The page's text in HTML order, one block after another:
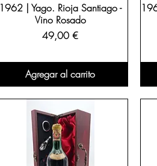
1962 | Yago. Rioja Santiago -
Vino Rosado
Precio
49,00 €
Agregar al carrito